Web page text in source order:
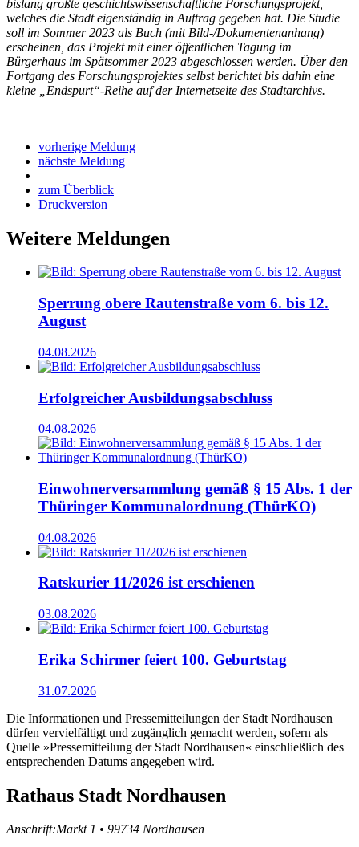
bislang größte geschichtswissenschaftliche Forschungsprojekt,
welches die Stadt eigenständig in Auftrag gegeben hat. Die Studie
soll im Sommer 2023 als Buch (mit Bild-/Dokumentenanhang)
erscheinen, das Projekt mit einer öffentlichen Tagung im
Bürgerhaus im Spätsommer 2023 abgeschlossen werden. Über den
Fortgang des Forschungsprojektes selbst berichtet bis dahin eine
kleine „Endspurt“-Reihe auf der Internetseite des Stadtarchivs.
vorherige Meldung
nächste Meldung
zum Überblick
Druckversion
Weitere Meldungen
Sperrung obere Rautenstraße vom 6. bis 12.
August
04.08.2026
Erfolgreicher Ausbildungsabschluss
04.08.2026
Einwohnerversammlung gemäß § 15 Abs. 1 der
Thüringer Kommunalordnung (ThürKO)
04.08.2026
Ratskurier 11/2026 ist erschienen
03.08.2026
Erika Schirmer feiert 100. Geburtstag
31.07.2026
Die Informationen und Pressemitteilungen der Stadt Nordhausen
dürfen vervielfältigt und zugänglich gemacht werden, sofern als
Quelle »Pressemitteilung der Stadt Nordhausen« einschließlich des
entsprechenden Datums angegeben wird.
Rathaus Stadt Nordhausen
Anschrift:Markt 1 • 99734 Nordhausen